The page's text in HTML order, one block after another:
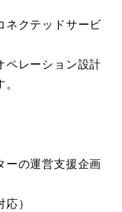
ネクテッドサービ
ペレーション設計
ーの運営支援企画
）